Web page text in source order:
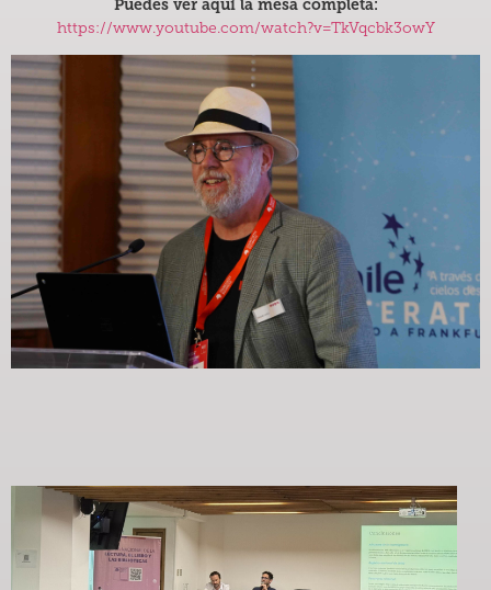
Puedes ver aquí la mesa completa:
https://www.youtube.com/watch?v=TkVqcbk3owY